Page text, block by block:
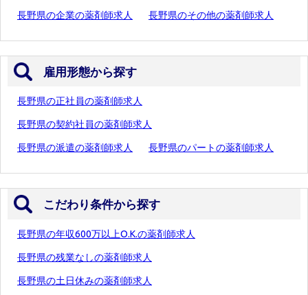
長野県の企業の薬剤師求人 長野県のその他の薬剤師求人
雇用形態から探す
長野県の正社員の薬剤師求人
長野県の契約社員の薬剤師求人
長野県の派遣の薬剤師求人 長野県のパートの薬剤師求人
こだわり条件から探す
長野県の年収600万以上O.K.の薬剤師求人
長野県の残業なしの薬剤師求人
長野県の土日休みの薬剤師求人